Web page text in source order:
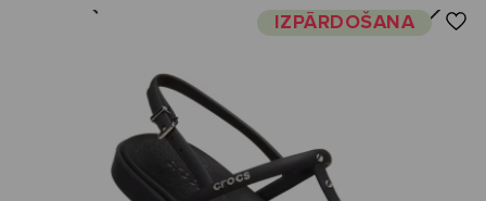
IZPĀRDOŠANANext